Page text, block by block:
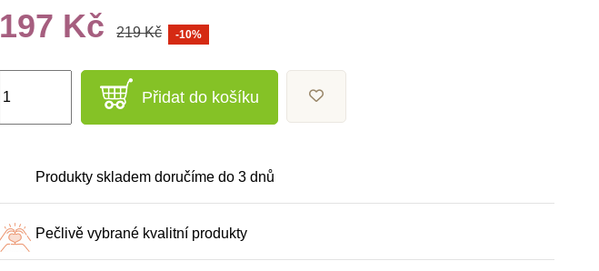
197 Kč 219 Kč -10%
Přidat do košíku
Produkty skladem doručíme do 3 dnů
Pečlivě vybrané kvalitní produkty